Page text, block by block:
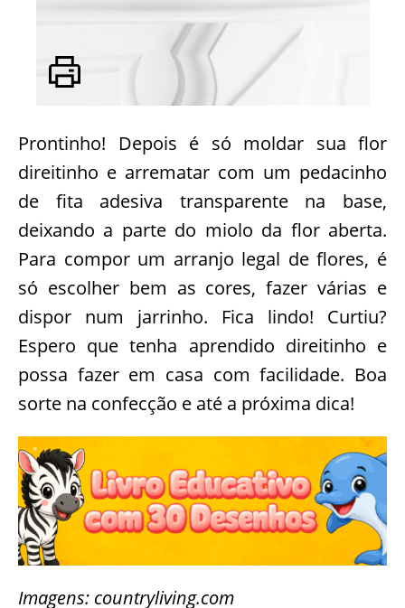
Prontinho! Depois é só moldar sua flor
direitinho e arrematar com um pedacinho
de fita adesiva transparente na base,
deixando a parte do miolo da flor aberta.
Para compor um arranjo legal de flores, é
só escolher bem as cores, fazer várias e
dispor num jarrinho. Fica lindo! Curtiu?
Espero que tenha aprendido direitinho e
possa fazer em casa com facilidade. Boa
sorte na confecção e até a próxima dica!
Imagens: countryliving.com